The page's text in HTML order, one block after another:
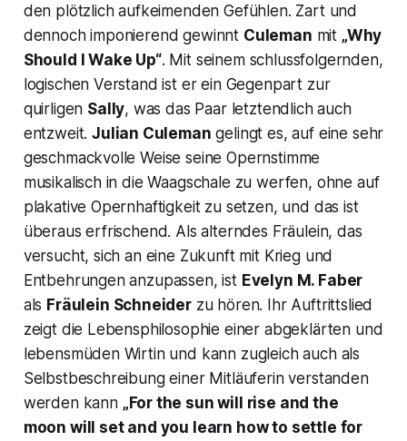
den plötzlich aufkeimenden Gefühlen. Zart und
dennoch imponierend gewinnt Culeman mit „Why
Should I Wake Up“. Mit seinem schlussfolgernden,
logischen Verstand ist er ein Gegenpart zur
quirligen Sally, was das Paar letztendlich auch
entzweit.Julian Culeman gelingt es, auf eine sehr
geschmackvolle Weise seine Opernstimme
musikalisch in die Waagschale zu werfen, ohne auf
plakative Opernhaftigkeit zu setzen, und das ist
überaus erfrischend. Als alterndes Fräulein, das
versucht, sich an eine Zukunft mit Krieg und
Entbehrungen anzupassen, ist Evelyn M. Faber
als Fräulein Schneiderzu hören. Ihr Auftrittslied
zeigt die Lebensphilosophie einer abgeklärten und
lebensmüden Wirtin und kann zugleich auch als
Selbstbeschreibung einer Mitläuferin verstanden
werden kann „For the sun will rise and the
moon will set and you learn how to settle for